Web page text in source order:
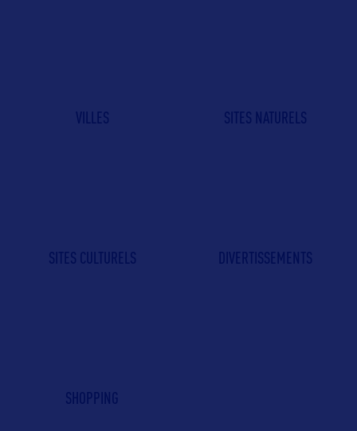
VILLES SITES NATURELS
SITES CULTURELS DIVERTISSEMENTS
SHOPPING